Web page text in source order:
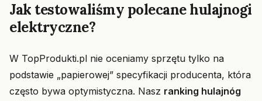
Jak testowaliśmy polecane hulajnogi
elektryczne?
W TopProdukti.pl nie oceniamy sprzętu tylko na
podstawie „papierowej” specyfikacji producenta, która
często bywa optymistyczna. Nasz ranking hulajnóg